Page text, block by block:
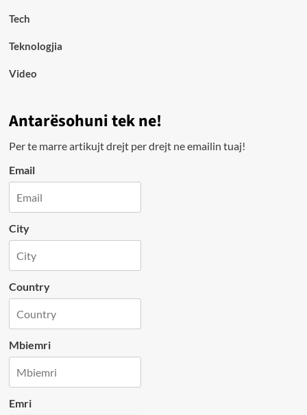
Tech
Teknologjia
Video
Antarësohuni tek ne!
Per te marre artikujt drejt per drejt ne emailin tuaj!
Email
City
Country
Mbiemri
Emri